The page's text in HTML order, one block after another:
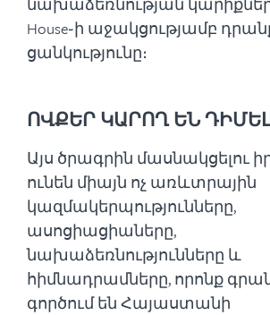
House֊ի աջակցությամբ դրանք
ցանկությունը։
ՈՎՔԵՐ ԿԱՐՈՂ ԵՆ ԴԻՄԵԼ
Այս ծրագրին մասնակցելու
ունեն միայն ոչ առևտրային
կազմակերպությունները,
ասոցիացիաները,
նախաձեռնությունները և
հիմնադրամները, որոնք
գործում են Հայաստանի